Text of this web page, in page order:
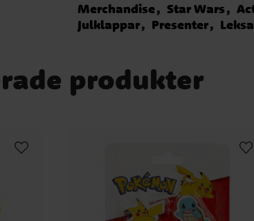
Merchandise Star Wars
Julklappar
Presenter
produkter